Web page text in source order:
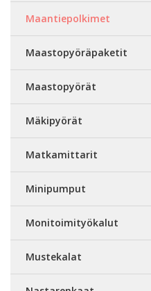
Maantiepolkimet
Maastopyöräpaketit
Maastopyörät
Mäkipyörät
Matkamittarit
Minipumput
Monitoimityökalut
Mustekalat